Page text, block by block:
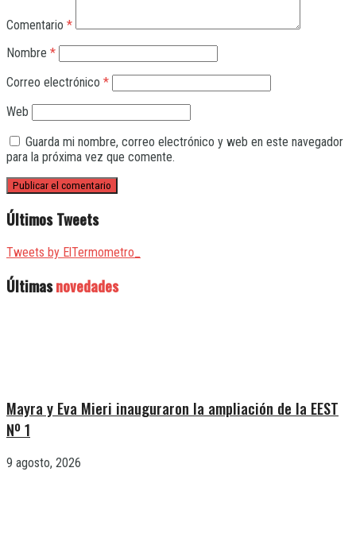
Comentario *
Nombre *
Correo electrónico *
Web
Guarda mi nombre, correo electrónico y web en este navegador
para la próxima vez que comente.
Últimos Tweets
Tweets by ElTermometro_
Últimasnovedades
Mayra y Eva Mieri inauguraron la ampliación de la EEST
Nº 1
9 agosto, 2026